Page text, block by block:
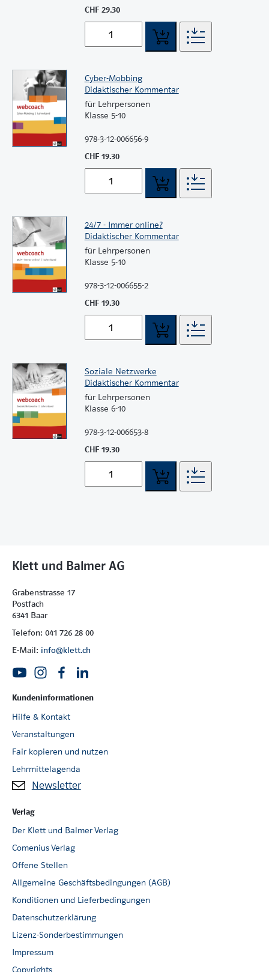
CHF 29.30
Cyber-Mobbing
Didaktischer Kommentar
für Lehrpersonen
Klasse 5-10
978-3-12-006656-9
CHF 19.30
24/7 - Immer online?
Didaktischer Kommentar
für Lehrpersonen
Klasse 5-10
978-3-12-006655-2
CHF 19.30
Soziale Netzwerke
Didaktischer Kommentar
für Lehrpersonen
Klasse 6-10
978-3-12-006653-8
CHF 19.30
Klett und Balmer AG
Grabenstrasse 17
Postfach
6341 Baar
Telefon: 041 726 28 00
E-Mail: info@klett.ch
Kundeninformationen
Hilfe & Kontakt
Veranstaltungen
Fair kopieren und nutzen
Lehrmittelagenda
Newsletter
Verlag
Der Klett und Balmer Verlag
Comenius Verlag
Offene Stellen
Allgemeine Geschäftsbedingungen (AGB)
Konditionen und Lieferbedingungen
Datenschutzerklärung
Lizenz-Sonderbestimmungen
Impressum
Copyrights